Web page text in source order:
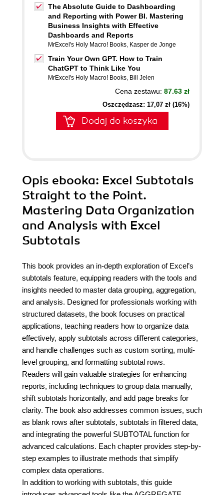
The Absolute Guide to Dashboarding
and Reporting with Power BI. Mastering
Business Insights with Effective
Dashboards and Reports
MrExcel's Holy Macro! Books, Kasper de Jonge
Train Your Own GPT. How to Train
ChatGPT to Think Like You
MrExcel's Holy Macro! Books, Bill Jelen
Cena zestawu: 87.63 zł
Oszczędzasz: 17,07 zł (16%)
Dodaj do koszyka
Opis ebooka: Excel Subtotals
Straight to the Point.
Mastering Data Organization
and Analysis with Excel
Subtotals
This book provides an in-depth exploration of Excel’s
subtotals feature, equipping readers with the tools and
insights needed to master data grouping, aggregation,
and analysis. Designed for professionals working with
structured datasets, the book focuses on practical
applications, teaching readers how to organize data
effectively, apply subtotals across different categories,
and handle challenges such as custom sorting, multi-
level grouping, and formatting subtotal rows.
Readers will gain valuable strategies for enhancing
reports, including techniques to group data manually,
shift subtotals horizontally, and add page breaks for
clarity. The book also addresses common issues, such
as blank rows after subtotals, subtotals in filtered data,
and integrating the powerful SUBTOTAL function for
advanced calculations. Each chapter provides step-by-
step examples to illustrate methods that simplify
complex data operations.
In addition to working with subtotals, this guide